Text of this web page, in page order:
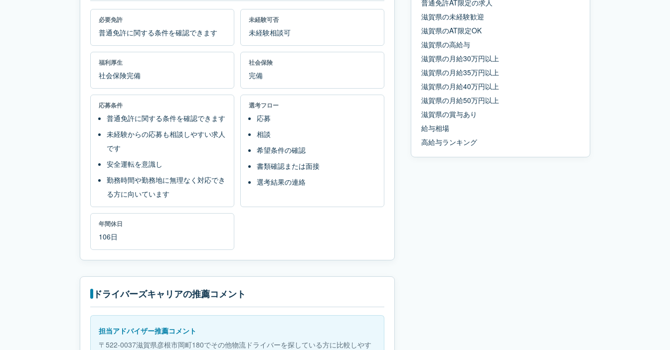
必要免許
普通免許に関する条件を確認できます
未経験可否
未経験相談可
福利厚生
社会保険完備
社会保険
完備
応募条件
普通免許に関する条件を確認できます
未経験からの応募も相談しやすい求人
です
安全運転を意識し
勤務時間や勤務地に無理なく対応でき
る方に向いています
選考フロー
応募
相談
希望条件の確認
書類確認または面接
選考結果の連絡
年間休日
106日
ドライバーズキャリアの推薦コメント
担当アドバイザー推薦コメント
〒522-0037滋賀県彦根市岡町180でその他物流ドライバーを探している方に比較しやす
普通免許AT限定の求人
滋賀県の未経験歓迎
滋賀県のAT限定OK
滋賀県の高給与
滋賀県の月給30万円以上
滋賀県の月給35万円以上
滋賀県の月給40万円以上
滋賀県の月給50万円以上
滋賀県の賞与あり
給与相場
高給与ランキング